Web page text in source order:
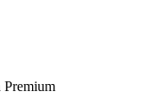
Premium